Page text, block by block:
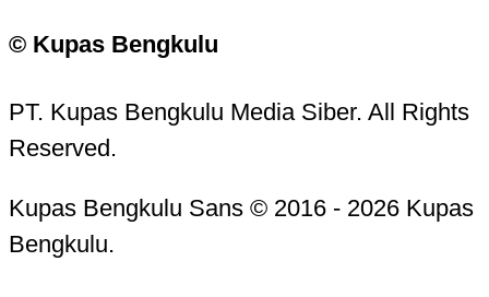
© Kupas Bengkulu
PT. Kupas Bengkulu Media Siber. All Rights
Reserved.
Kupas Bengkulu Sans © 2016 - 2026 Kupas
Bengkulu.